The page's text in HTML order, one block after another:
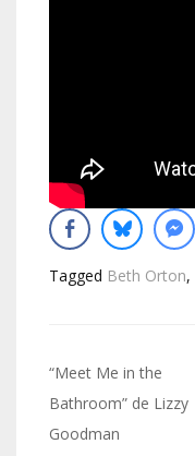
Tagged Beth Orton,
Navigation
de
l’article
“Meet Me in the
Bathroom” de Lizzy
Goodman